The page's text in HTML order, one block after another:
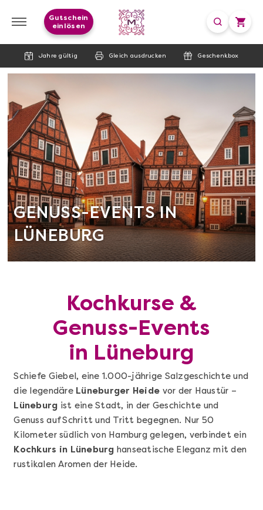
Jahre gültig Gleich ausdrucken Geschenkbox
Gutschein
einlösen
GENUSS-EVENTS IN
LÜNEBURG
Kochkurse &
Genuss-Events
in Lüneburg
Schiefe Giebel, eine 1.000-jährige Salzgeschichte und
die legendäre Lüneburger Heide vor der Haustür –
Lüneburg ist eine Stadt, in der Geschichte und
Genuss auf Schritt und Tritt begegnen. Nur 50
Kilometer südlich von Hamburg gelegen, verbindet ein
Kochkurs in Lüneburg hanseatische Eleganz mit den
rustikalen Aromen der Heide.